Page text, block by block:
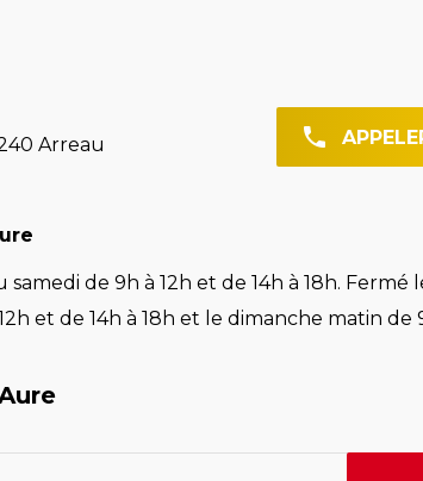
Arreau
de 9h à 12h et de 14h à 18h.
et de 14h à 18h et le dimanche matin